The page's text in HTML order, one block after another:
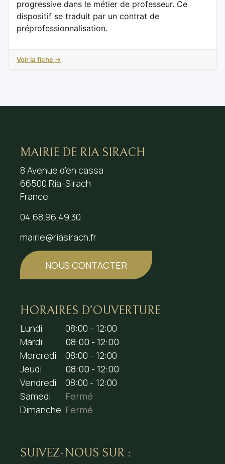
progressive dans le métier de professeur. Ce
dispositif se traduit par un contrat de
préprofessionnalisation.
Voir la fiche →
MAIRIE DE RIA SIRACH
8 Avenue d’en cassa
66500 Ria-Sirach
France
04.68.96.49.30
mairie@riasirach.fr
NOUS CONTACTER
HORAIRES D’OUVERTURE
Lundi
08:00 - 12:00
Mardi
08:00 - 12:00
Mercredi
08:00 - 12:00
Jeudi
08:00 - 12:00
Vendredi
08:00 - 12:00
Samedi
Fermé
Dimanche Fermé
SUIVEZ-NOUS SUR :